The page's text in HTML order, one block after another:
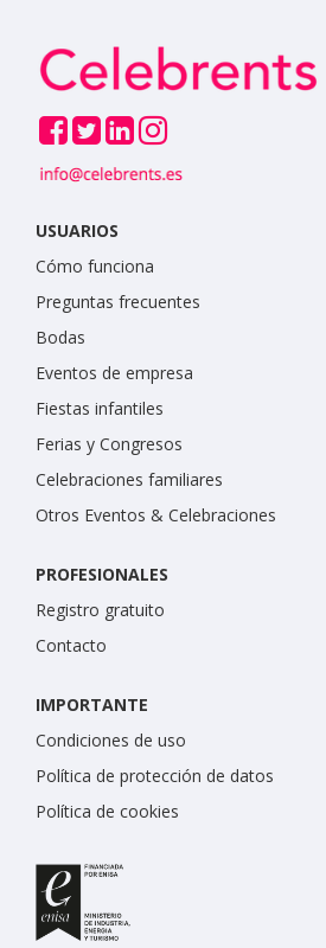
USUARIOS
Cómo funciona
Preguntas frecuentes
Bodas
Eventos de empresa
Fiestas infantiles
Ferias y Congresos
Celebraciones familiares
Otros Eventos & Celebraciones
PROFESIONALES
Registro gratuito
Contacto
IMPORTANTE
Condiciones de uso
Política de protección de datos
Política de cookies